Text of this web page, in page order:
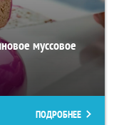
муссовое
ПОДРОБНЕЕ